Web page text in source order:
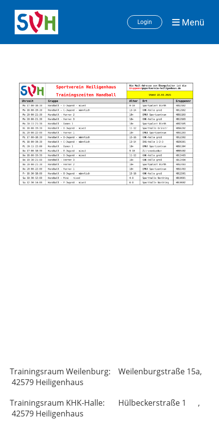
Login Menü
Trainingsraum Weilenburg: Weilenburgstraße 15a,
42579 Heiligenhaus
Trainingsraum KHK-Halle: Hülbeckerstraße 1 ,
42579 Heiligenhaus